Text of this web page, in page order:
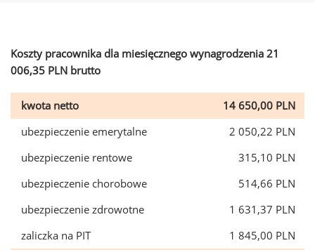
Koszty pracownika dla miesięcznego wynagrodzenia 21
006,35 PLN brutto
kwota netto
14 650,00 PLN
ubezpieczenie emerytalne
2 050,22 PLN
ubezpieczenie rentowe
315,10 PLN
ubezpieczenie chorobowe
514,66 PLN
ubezpieczenie zdrowotne
1 631,37 PLN
zaliczka na PIT
1 845,00 PLN